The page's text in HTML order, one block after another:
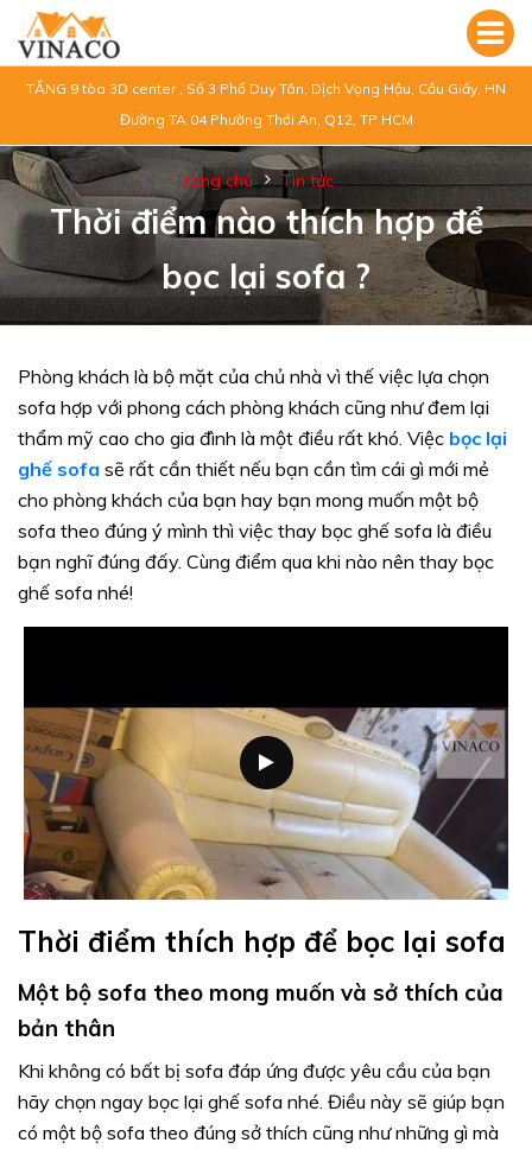
TẦNG 9 tòa 3D center , Số 3 Phố Duy Tân, Dịch Vọng Hậu, Cầu Giấy, HN
Đường TA 04 Phường Thới An, Q12, TP HCM
Trang chủ Tin tức
Thời điểm nào thích hợp để
bọc lại sofa ?
Phòng khách là bộ mặt của chủ nhà vì thế việc lựa chọn
sofa hợp với phong cách phòng khách cũng như đem lại
thẩm mỹ cao cho gia đình là một điều rất khó. Việc bọc lại
ghế sofa sẽ rất cần thiết nếu bạn cần tìm cái gì mới mẻ
cho phòng khách của bạn hay bạn mong muốn một bộ
sofa theo đúng ý mình thì việc thay bọc ghế sofa là điều
bạn nghĩ đúng đấy. Cùng điểm qua khi nào nên thay bọc
ghế sofa nhé!
Thời điểm thích hợp để bọc lại sofa
Một bộ sofa theo mong muốn và sở thích của
bản thân
Khi không có bất bị sofa đáp ứng được yêu cầu của bạn
hãy chọn ngay bọc lại ghế sofa nhé. Điều này sẽ giúp bạn
có một bộ sofa theo đúng sở thích cũng như những gì mà